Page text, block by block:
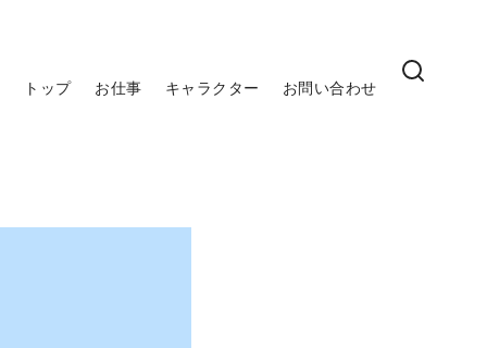
トップ お仕事 キャラクター お問い合わせ